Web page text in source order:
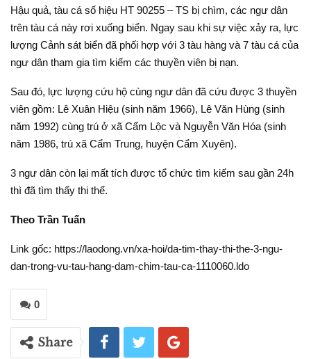
Hậu quả, tàu cá số hiệu HT 90255 – TS bị chìm, các ngư dân
trên tàu cá này rơi xuống biển. Ngay sau khi sự việc xảy ra, lực
lượng Cảnh sát biển đã phối hợp với 3 tàu hàng và 7 tàu cá của
ngư dân tham gia tìm kiếm các thuyền viên bị nạn.
Sau đó, lực lượng cứu hộ cùng ngư dân đã cứu được 3 thuyền
viên gồm: Lê Xuân Hiệu (sinh năm 1966), Lê Văn Hùng (sinh
năm 1992) cùng trú ở xã Cẩm Lộc và Nguyễn Văn Hóa (sinh
năm 1986, trú xã Cẩm Trung, huyện Cẩm Xuyên).
3 ngư dân còn lại mất tích được tổ chức tìm kiếm sau gần 24h
thì đã tìm thấy thi thể.
Theo Trần Tuấn
Link gốc: https://laodong.vn/xa-hoi/da-tim-thay-thi-the-3-ngu-
dan-trong-vu-tau-hang-dam-chim-tau-ca-1110060.ldo
0
Share